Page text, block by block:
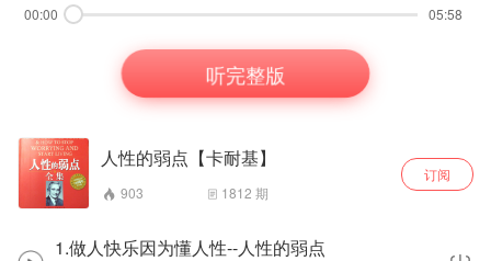
00:00 05:58
听完整版
人性的弱点【卡耐基】
903 1812 期
订阅
1.做人快乐因为懂人性--人性的弱点